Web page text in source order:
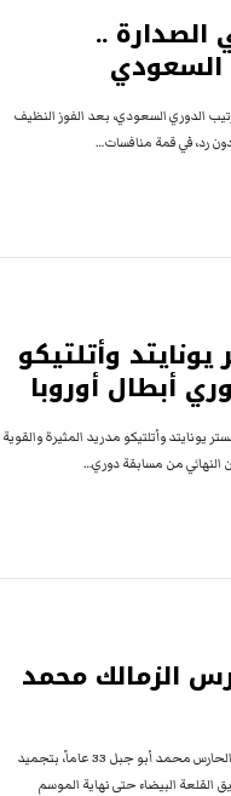
الصدارة ..
السعودي
الدوري السعودي، بعد الفوز النظيف
رد، في قمة منافسات…
وأتلتيكو
أبطال أوروبا
وأتلتيكو مدريد المثيرة والقوية
النهائي من مسابقة دوري…
الزمالك محمد
وطن – فرض نادي الزمالك المصري العقوبة على الحارس محمد أبو جبل 33 عاماً، بتجميد
القلعة البيضاء حتى نهاية الموسم